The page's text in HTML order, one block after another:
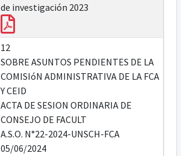
de investigación 2023
12
SOBRE ASUNTOS PENDIENTES DE LA
COMISIóN ADMINISTRATIVA DE LA FCA
Y CEID
ACTA DE SESION ORDINARIA DE
CONSEJO DE FACULT
A.S.O. N°22-2024-UNSCH-FCA
05/06/2024